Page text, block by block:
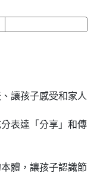
讓孩子感受和家人
表達「分享」和傳
體，讓孩子認識節